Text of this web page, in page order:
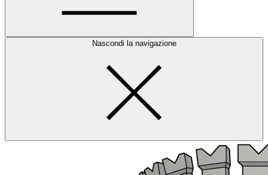
Nascondi la navigazione